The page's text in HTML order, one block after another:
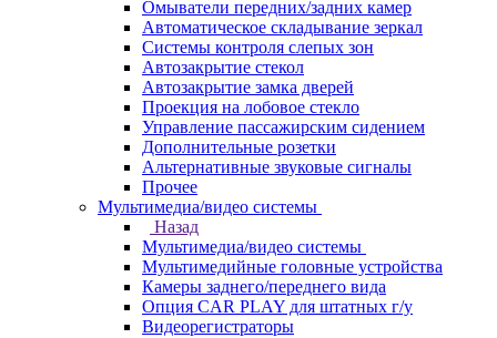
Омыватели передних/задних камер
Автоматическое складывание зеркал
Системы контроля слепых зон
Автозакрытие стекол
Автозакрытие замка дверей
Проекция на лобовое стекло
Управление пассажирским сидением
Дополнительные розетки
Альтернативные звуковые сигналы
Прочее
Мультимедиа/видео системы
Назад
Мультимедиа/видео системы
Мультимедийные головные устройства
Камеры заднего/переднего вида
Опция CAR PLAY для штатных г/у
Видеорегистраторы